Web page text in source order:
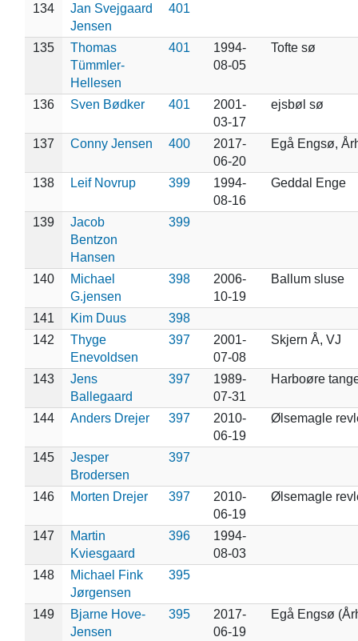
134
Jan Svejgaard
Jensen
401
135
Thomas
Tümmler-
Hellesen
401
1994-
08-05
Tofte sø
136 Sven Bødker 401
2001-
03-17
ejsbøl sø
137 Conny Jensen 400
2017-
06-20
Egå Engsø,
138 Leif Novrup 399
1994-
08-16
Geddal Enge
139
Jacob
Bentzon
Hansen
399
140
Michael
G.jensen
398
2006-
10-19
Ballum sluse
141 Kim Duus
398
142
Thyge
Enevoldsen
397
2001-
07-08
Skjern Å, VJ
143
Jens
Ballegaard
397
1989-
07-31
Harboøre
144 Anders Drejer 397
2010-
06-19
Ølsemagle
145
Jesper
Brodersen
397
146 Morten Drejer 397
2010-
06-19
Ølsemagle
147
Martin
Kviesgaard
396
1994-
08-03
148
Michael Fink
Jørgensen
395
149
Bjarne Hove-
Jensen
395
2017-
06-19
Egå Engsø